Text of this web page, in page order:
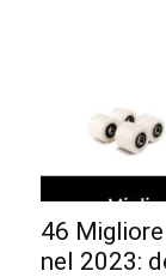
46
nel 2023: